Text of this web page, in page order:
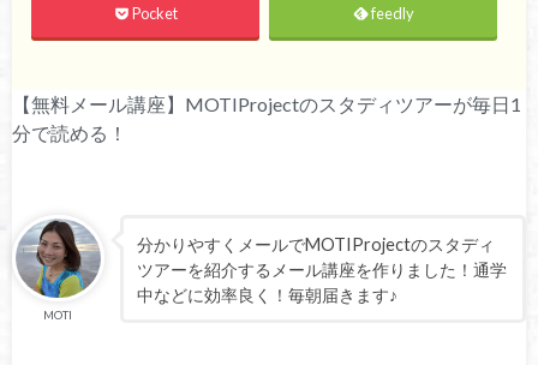
Pocket feedly
【無料メール講座】MOTIProjectのスタディツアーが毎日1
分で読める！
MOTI
分かりやすくメールでMOTIProjectのスタディ
ツアーを紹介するメール講座を作りました！通学
中などに効率良く！毎朝届きます♪